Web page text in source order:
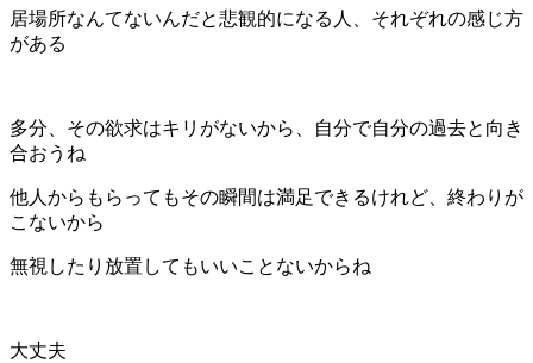
居場所なんてないんだと悲観的になる人、それぞれの感じ方
がある
多分、その欲求はキリがないから、自分で自分の過去と向き
合おうね
他人からもらってもその瞬間は満足できるけれど、終わりが
こないから
無視したり放置してもいいことないからね
大丈夫